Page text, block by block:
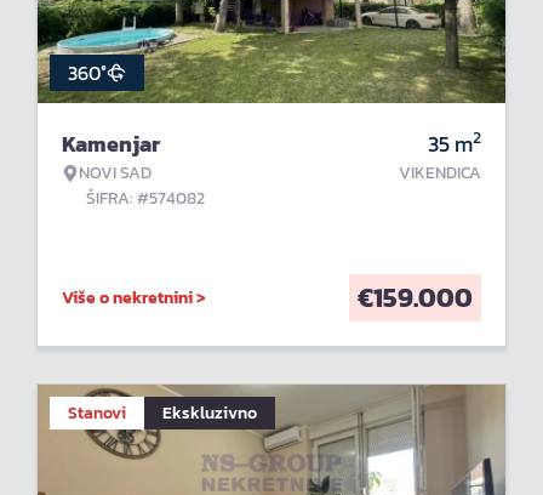
360°
Kamenjar
NOVI SAD
ŠIFRA: #574082
35m2
VIKENDICA
Više o nekretnini > €159.000
Stanovi Ekskluzivno